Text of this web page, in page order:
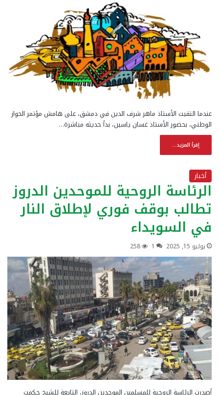
عندما التقيت الأستاذ ماهر شرف الدين في دمشق، على هامش مؤتمر الحوار
الوطني، بحضور الأستاذ غسان ياسين، بدأ حديثه مباشرة…
إقرأ المزيد...
أخبار
الرئاسة الروحية للموحدين الدروز
تطالب بوقف فوري لإطلاق النار
في السويداء
يوليو 15, 2025 1
258
أصدرت الرئاسة الروحية للمسلمين الموحدين الدروز، التابعة للشيخ حكمت